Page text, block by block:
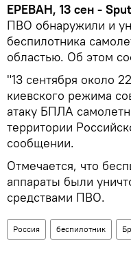
ЕРЕВАН, 13 сен -
ПВО обнаружили и
беспилотника
областью. Об этом
"13 сентября около
киевского режима
атаку БПЛА
территории
сообщении.
Отмечается, что
аппараты были
средствами ПВО.
Россия беспилотник